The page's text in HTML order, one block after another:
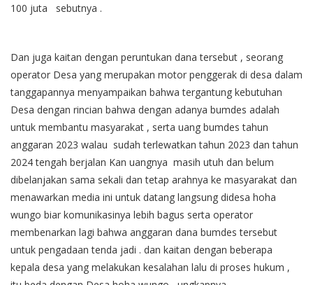
100 juta sebutnya .
Dan juga kaitan dengan peruntukan dana tersebut , seorang
operator Desa yang merupakan motor penggerak di desa dalam
tanggapannya menyampaikan bahwa tergantung kebutuhan
Desa dengan rincian bahwa dengan adanya bumdes adalah
untuk membantu masyarakat , serta uang bumdes tahun
anggaran 2023 walau sudah terlewatkan tahun 2023 dan tahun
2024 tengah berjalan Kan uangnya masih utuh dan belum
dibelanjakan sama sekali dan tetap arahnya ke masyarakat dan
menawarkan media ini untuk datang langsung didesa hoha
wungo biar komunikasinya lebih bagus serta operator
membenarkan lagi bahwa anggaran dana bumdes tersebut
untuk pengadaan tenda jadi . dan kaitan dengan beberapa
kepala desa yang melakukan kesalahan lalu di proses hukum ,